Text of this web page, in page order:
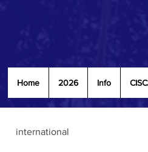
Home 2026 Info
international